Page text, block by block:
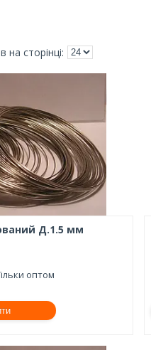
Д.1.5 мм
оптом